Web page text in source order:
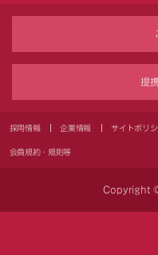
提
採用情報 企業情報 サイトポリ
会員規約・規則等
Copyright